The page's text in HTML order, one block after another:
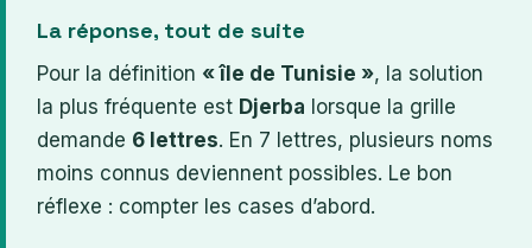
La réponse, tout de suite
Pour la définition « île de Tunisie », la solution
la plus fréquente est Djerba lorsque la grille
demande 6 lettres. En 7 lettres, plusieurs noms
moins connus deviennent possibles. Le bon
réflexe : compter les cases d’abord.